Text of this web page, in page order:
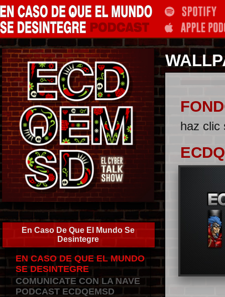
haz clic
En Caso De Que El Mundo Se
Desintegre
EN CASO DE QUE EL MUNDO
SE DESINTEGRE
COMUNICATE CON LA NAVE
PODCAST ECDQEMSD